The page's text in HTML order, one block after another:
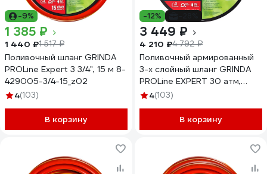
-9%
1 385 ₽
1 440 ₽1 517 ₽
Поливочный шланг GRINDA
PROLine Expert 3 3/4", 15 м 8-
429005-3/4-15_z02
4(103)
В корзину
-12%
3 449 ₽
4 210 ₽4 792 ₽
Поливочный армированный
3-х слойный шланг GRINDA
PROLine EXPERT 30 атм,
3/4"х50м 8-429005-3/4-
4(103)
В корзину